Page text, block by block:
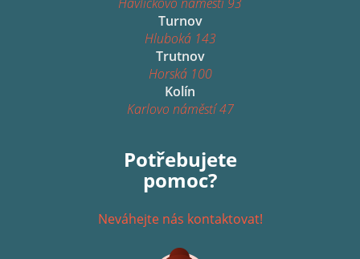
Turnov
Hluboká 143
Trutnov
Horská 100
Kolín
Karlovo náměstí 47
Potřebujete
pomoc?
Neváhejte nás kontaktovat!